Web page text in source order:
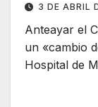
3 DE ABRIL
Anteayar el
un «cambio
Hospital de